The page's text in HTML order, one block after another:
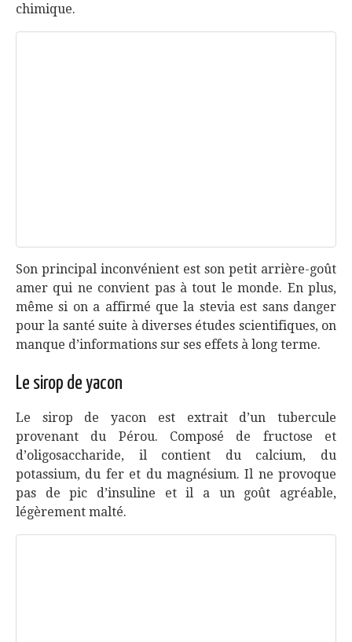
chimique.
Son principal inconvénient est son petit arrière-goût
amer qui ne convient pas à tout le monde. En plus,
même si on a affirmé que la stevia est sans danger
pour la santé suite à diverses études scientifiques, on
manque d’informations sur ses effets à long terme.
Le sirop de yacon
Le sirop de yacon est extrait d’un tubercule
provenant du Pérou. Composé de fructose et
d’oligosaccharide, il contient du calcium, du
potassium, du fer et du magnésium. Il ne provoque
pas de pic d’insuline et il a un goût agréable,
légèrement malté.